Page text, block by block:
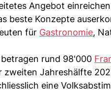
Angebot
beste Konzepte
für Gastronomie,
rund 98'000
zweiten Jahreshälfte
eine